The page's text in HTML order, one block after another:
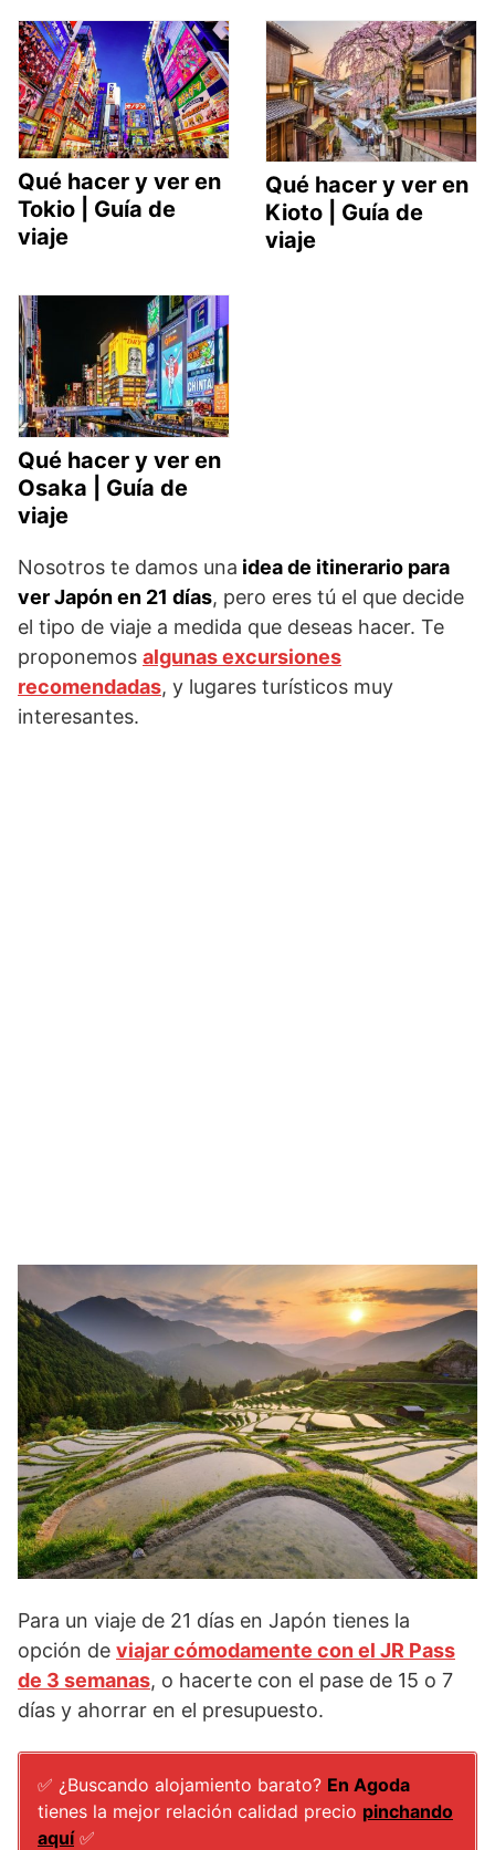
Qué hacer y ver en
Tokio | Guía de
viaje
Qué hacer y ver en
Kioto | Guía de
viaje
Qué hacer y ver en
Osaka | Guía de
viaje
Nosotros te damos una idea de itinerario para
ver Japón en 21 días, pero eres tú el que decide
el tipo de viaje a medida que deseas hacer. Te
proponemos algunas excursiones
recomendadas, y lugares turísticos muy
interesantes.
Para un viaje de 21 días en Japón tienes la
opción de viajar cómodamente con el JR Pass
de 3 semanas, o hacerte con el pase de 15 o 7
días y ahorrar en el presupuesto.
✅ ¿Buscando alojamiento barato? En Agoda
tienes la mejor relación calidad precio pinchando
aquí ✅